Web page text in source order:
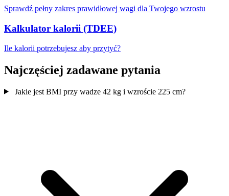
Sprawdź pełny zakres prawidłowej wagi dla Twojego wzrostu
Kalkulator kalorii (TDEE)
Ile kalorii potrzebujesz aby przytyć?
Najczęściej zadawane pytania
Jakie jest BMI przy wadze 42 kg i wzroście 225 cm?